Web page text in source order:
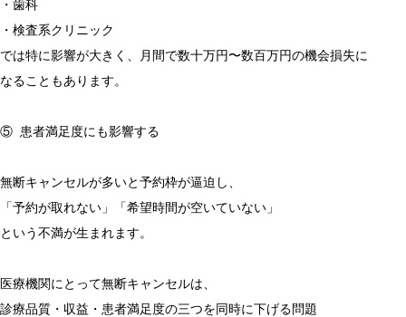
・歯科
・検査系クリニック
では特に影響が大きく、月間で数十万円〜数百万円の機会損失に
なることもあります。
⑤ 患者満足度にも影響する
無断キャンセルが多いと予約枠が逼迫し、
「予約が取れない」「希望時間が空いていない」
という不満が生まれます。
医療機関にとって無断キャンセルは、
診療品質・収益・患者満足度の三つを同時に下げる問題